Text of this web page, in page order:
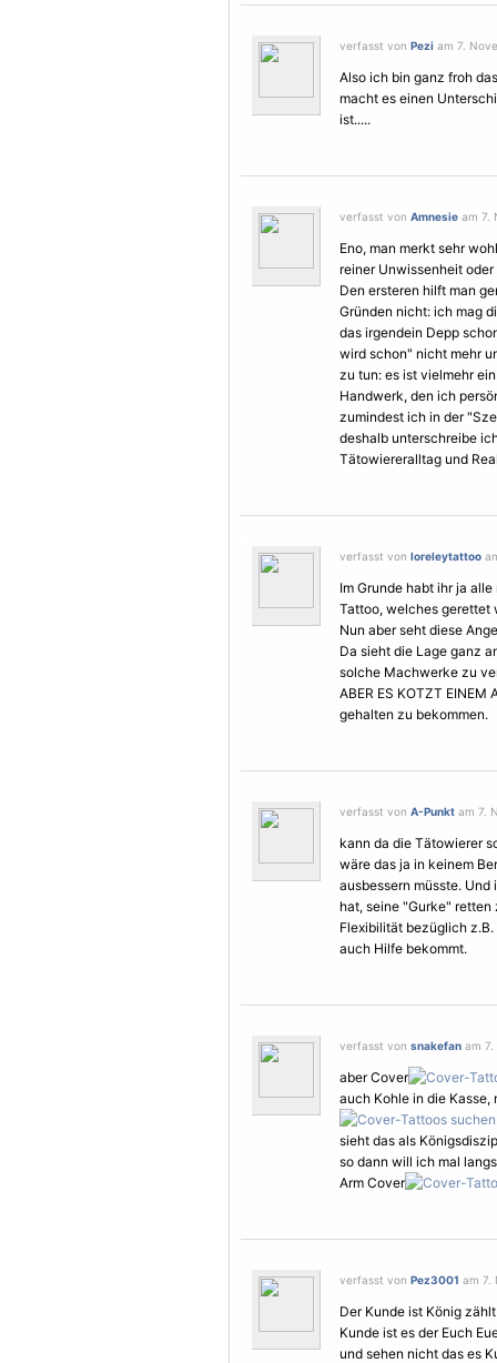
verfasst von Pezi am 7.
Also ich bin ganz froh
macht es einen
ist.....
verfasst von Amnesie am 7.
Eno, man merkt sehr
reiner Unwissenheit
Den ersteren hilft man
Gründen nicht: ich mag
das irgendein Depp
wird schon" nicht mehr
zu tun: es ist vielmehr
Handwerk, den ich
zumindest ich in der
deshalb unterschreibe
Tätowiereralltag und
verfasst von loreleytattoo
Im Grunde habt ihr ja
Tattoo, welches gerettet
Nun aber seht diese
Da sieht die Lage ganz
solche Machwerke zu
ABER ES KOTZT
gehalten zu bekommen.
verfasst von A-Punkt am 7.
kann da die Tätowierer
wäre das ja in keinem
ausbessern müsste.
hat, seine "Gurke"
Flexibilität bezüglich
auch Hilfe bekommt.
verfasst von snakefan am
aber Cover
auch Kohle in die
sieht das als
so dann will ich mal
Arm Cover
verfasst von Pez3001 am 7.
Der Kunde ist König
Kunde ist es der Euch
und sehen nicht das es